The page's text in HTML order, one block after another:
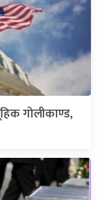
गोलीकाण्ड,